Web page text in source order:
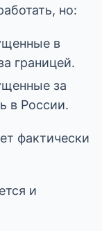
но:
в
границей.
за
в России.
фактически
и